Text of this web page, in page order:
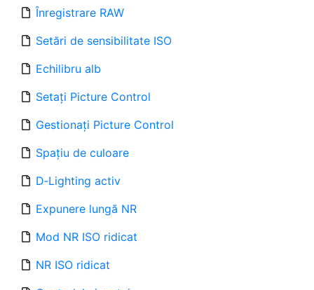
Înregistrare RAW
Setări de sensibilitate ISO
Echilibru alb
Setați Picture Control
Gestionați Picture Control
Spațiu de culoare
D‑Lighting activ
Expunere lungă NR
Mod NR ISO ridicat
NR ISO ridicat